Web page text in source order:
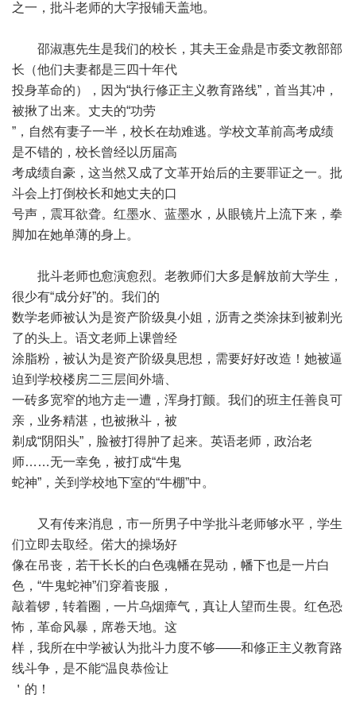
之一，批斗老师的大字报铺天盖地。
邵淑惠先生是我们的校长，其夫王金鼎是市委文教部部
长（他们夫妻都是三四十年代
投身革命的），因为“执行修正主义教育路线”，首当其冲，
被揪了出来。丈夫的“功劳
”，自然有妻子一半，校长在劫难逃。学校文革前高考成绩
是不错的，校长曾经以历届高
考成绩自豪，这当然又成了文革开始后的主要罪证之一。批
斗会上打倒校长和她丈夫的口
号声，震耳欲聋。红墨水、蓝墨水，从眼镜片上流下来，拳
脚加在她单薄的身上。
批斗老师也愈演愈烈。老教师们大多是解放前大学生，
很少有“成分好”的。我们的
数学老师被认为是资产阶级臭小姐，沥青之类涂抹到被剃光
了的头上。语文老师上课曾经
涂脂粉，被认为是资产阶级臭思想，需要好好改造！她被逼
迫到学校楼房二三层间外墙、
一砖多宽窄的地方走一遭，浑身打颤。我们的班主任善良可
亲，业务精湛，也被揪斗，被
剃成“阴阳头”，脸被打得肿了起来。英语老师，政治老
师……无一幸免，被打成“牛鬼
蛇神”，关到学校地下室的“牛棚”中。
又有传来消息，市一所男子中学批斗老师够水平，学生
们立即去取经。偌大的操场好
像在吊丧，若干长长的白色魂幡在晃动，幡下也是一片白
色，“牛鬼蛇神”们穿着丧服，
敲着锣，转着圈，一片乌烟瘴气，真让人望而生畏。红色恐
怖，革命风暴，席卷天地。这
样，我所在中学被认为批斗力度不够——和修正主义教育路
线斗争，是不能“温良恭俭让
＇的！